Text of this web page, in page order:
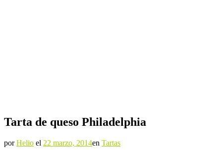
Tarta de queso Philadelphia
porHelio el 22 marzo, 2014en Tartas